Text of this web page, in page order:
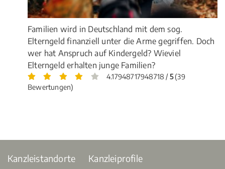
Familien wird in Deutschland mit dem sog.
Elterngeld finanziell unter die Arme gegriffen. Doch
wer hat Anspruch auf Kindergeld? Wieviel
Elterngeld erhalten junge Familien?
4.17948717948718 / 5(39
Bewertungen)
Kanzleistandorte Kanzleiprofile